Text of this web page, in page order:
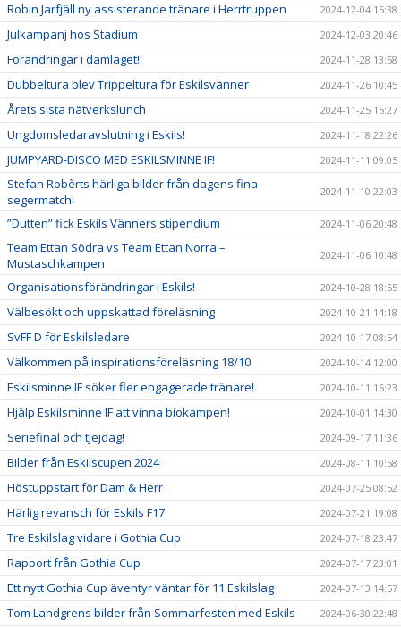
Robin Jarfjäll ny assisterande tränare i Herrtruppen 2024-12-04 15:38
Julkampanj hos Stadium 2024-12-03 20:46
Förändringar i damlaget! 2024-11-28 13:58
Dubbeltura blev Trippeltura för Eskilsvänner 2024-11-26 10:45
Årets sista nätverkslunch 2024-11-25 15:27
Ungdomsledaravslutning i Eskils! 2024-11-18 22:26
JUMPYARD-DISCO MED ESKILSMINNE IF! 2024-11-11 09:05
Stefan Robèrts härliga bilder från dagens fina
segermatch!
2024-11-10 22:03
”Dutten” fick Eskils Vänners stipendium 2024-11-06 20:48
Team Ettan Södra vs Team Ettan Norra –
Mustaschkampen
2024-11-06 10:48
Organisationsförändringar i Eskils! 2024-10-28 18:55
Välbesökt och uppskattad föreläsning 2024-10-21 14:18
SvFF D för Eskilsledare 2024-10-17 08:54
Välkommen på inspirationsföreläsning 18/10 2024-10-14 12:00
Eskilsminne IF söker fler engagerade tränare! 2024-10-11 16:23
Hjälp Eskilsminne IF att vinna biokampen! 2024-10-01 14:30
Seriefinal och tjejdag! 2024-09-17 11:36
Bilder från Eskilscupen 2024 2024-08-11 10:58
Höstuppstart för Dam & Herr 2024-07-25 08:52
Härlig revansch för Eskils F17 2024-07-21 19:08
Tre Eskilslag vidare i Gothia Cup 2024-07-18 23:47
Rapport från Gothia Cup 2024-07-17 23:01
Ett nytt Gothia Cup äventyr väntar för 11 Eskilslag 2024-07-13 14:57
Tom Landgrens bilder från Sommarfesten med Eskils 2024-06-30 22:48